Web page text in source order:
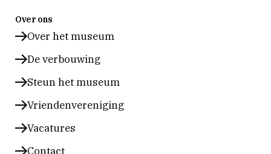
Over ons
Over het museum
De verbouwing
Steun het museum
Vriendenvereniging
Vacatures
Contact
Delft
op
Delft
op op